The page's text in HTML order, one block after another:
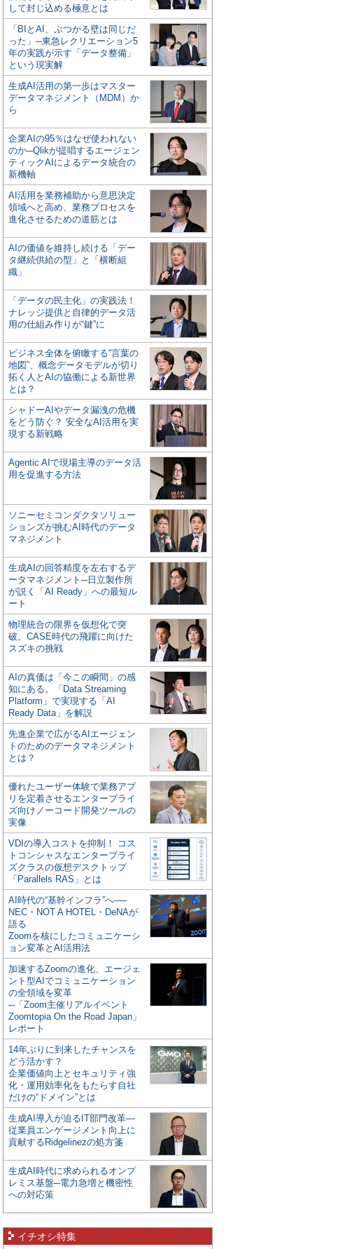
して封じ込める極意とは
「BIとAI、ぶつかる壁は同じだ
った」─東急レクリエーション5
年の実践が示す「データ整備」
という現実解
生成AI活用の第一歩はマスター
データマネジメント（MDM）か
ら
企業AIの95％はなぜ使われない
のか─Qlikが提唱するエージェン
ティックAIによるデータ統合の
新機軸
AI活用を業務補助から意思決定
領域へと高め、業務プロセスを
進化させるための道筋とは
AIの価値を維持し続ける「デー
タ継続供給の型」と「横断組
織」
「データの民主化」の実践法！
ナレッジ提供と自律的データ活
用の仕組み作りが“鍵”に
ビジネス全体を俯瞰する“言葉の
地図”、概念データモデルが切り
拓く人とAIの協働による新世界
とは？
シャドーAIやデータ漏洩の危機
をどう防ぐ？ 安全なAI活用を実
現する新戦略
Agentic AIで現場主導のデータ活
用を促進する方法
ソニーセミコンダクタソリュー
ションズが挑むAI時代のデータ
マネジメント
生成AIの回答精度を左右するデ
ータマネジメント─日立製作所
が説く「AI Ready」への最短ル
ート
物理統合の限界を仮想化で突
破。CASE時代の飛躍に向けた
スズキの挑戦
AIの真価は「今この瞬間」の感
知にある。「Data Streaming
Platform」で実現する「AI
Ready Data」を解説
先進企業で広がるAIエージェン
トのためのデータマネジメント
とは？
優れたユーザー体験で業務アプ
リを定着させるエンタープライ
ズ向けノーコード開発ツールの
実像
VDIの導入コストを抑制！ コス
トコンシャスなエンタープライ
ズクラスの仮想デスクトップ
「Parallels RAS」とは
AI時代の“基幹インフラ”へ──
NEC・NOT A HOTEL・DeNAが
語る
Zoomを核にしたコミュニケーシ
ョン変革とAI活用法
加速するZoomの進化、エージェ
ント型AIでコミュニケーション
の全領域を変革
─「Zoom主催リアルイベント
Zoomtopia On the Road Japan」
レポート
14年ぶりに到来したチャンスを
どう活かす？
企業価値向上とセキュリティ強
化・運用効率化をもたらす自社
だけの“ドメイン”とは
生成AI導入が迫るIT部門改革―
従業員エンゲージメント向上に
貢献するRidgelinezの処方箋
生成AI時代に求められるオンプ
レミス基盤─電力急増と機密性
への対応策
イチオシ特集